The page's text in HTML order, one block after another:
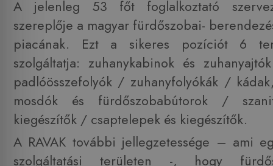
A jelenleg 53 főt foglalkoztató
szereplője a magyar fürdőszobai-
piacának. Ezt a sikeres pozíciót 6
szolgáltatja: zuhanykabinok és
padlóösszefolyók / zuhanyfolyókák /
mosdók és fürdőszobabútorok /
kiegészítők / csaptelepek és kiegészítők.
A RAVAK további jellegzetessége – ami
szolgáltatási területen -, hogy